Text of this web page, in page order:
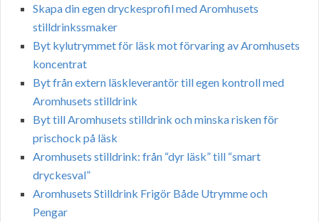
Skapa din egen dryckesprofil med Aromhusets
stilldrinkssmaker
Byt kylutrymmet för läsk mot förvaring av Aromhusets
koncentrat
Byt från extern läskleverantör till egen kontroll med
Aromhusets stilldrink
Byt till Aromhusets stilldrink och minska risken för
prischock på läsk
Aromhusets stilldrink: från “dyr läsk” till “smart
dryckesval”
Aromhusets Stilldrink Frigör Både Utrymme och
Pengar